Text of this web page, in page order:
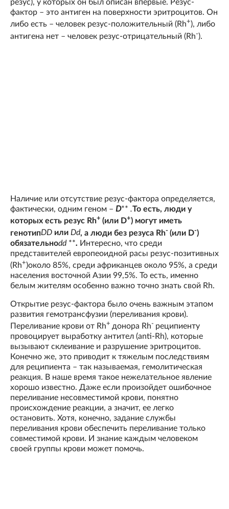
резус), у которых он был описан впервые. Резус-
фактор – это антиген на поверхности эритроцитов. Он
либо есть – человек резус-положительный (Rh+), либо
антигена нет – человек резус-отрицательный (Rh-).
Наличие или отсутствие резус-фактора определяется,
фактически, одним геном – D** .То есть, люди у
которых есть резус Rh+ (или D+) могут иметь
генотипDD или Dd, а люди без резуса Rh- (или D-)
обязательноdd **. Интересно, что среди
представителей европеоидной расы резус-позитивных
(Rh+)около 85%, среди африканцев около 95%, а среди
населения восточной Азии 99,5%. То есть, именно
белым жителям особенно важно точно знать свой Rh.
Открытие резус-фактора было очень важным этапом
развития гемотрансфузии (переливания крови).
Переливание крови от Rh+ донора Rh- реципиенту
провоцирует выработку антител (anti-Rh), которые
вызывают склеивание и разрушение эритроцитов.
Конечно же, это приводит к тяжелым последствиям
для реципиента – так называемая, гемолитическая
реакция. В наше время такое нежелательное явление
хорошо известно. Даже если произойдет ошибочное
переливание несовместимой крови, понятно
происхождение реакции, а значит, ее легко
остановить. Хотя, конечно, задание службы
переливания крови обеспечить переливание только
совместимой крови. И знание каждым человеком
своей группы крови может помочь.